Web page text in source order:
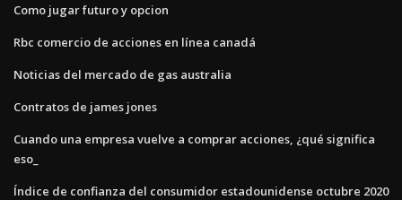
Como jugar futuro y opcion
Rbc comercio de acciones en línea canadá
Noticias del mercado de gas australia
Contratos de james jones
Cuando una empresa vuelve a comprar acciones, ¿qué significa
eso_
Índice de confianza del consumidor estadounidense octubre 2020